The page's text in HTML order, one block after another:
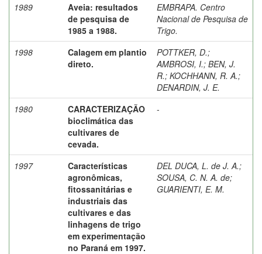
1989
Aveia: resultados
de pesquisa de
1985 a 1988.
EMBRAPA. Centro
Nacional de Pesquisa de
Trigo.
1998
Calagem em plantio
direto.
POTTKER, D.;
AMBROSI, I.; BEN, J.
R.; KOCHHANN, R. A.;
DENARDIN, J. E.
1980
CARACTERIZAÇÃO
bioclimática das
cultivares de
cevada.
-
1997
Características
agronômicas,
fitossanitárias e
industriais das
cultivares e das
linhagens de trigo
em experimentação
no Paraná em 1997.
DEL DUCA, L. de J. A.;
SOUSA, C. N. A. de;
GUARIENTI, E. M.